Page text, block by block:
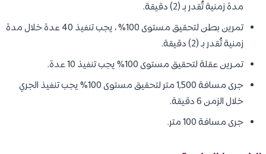
مدة زمنية تُقدر بـ (2) دقيقة.
تمرين بطن لتحقيق مستوى 100% ، يجب تنفيذ 40 عدة خلال مدة
زمنية تُقدر بـ (2) دقيقة.
تمـرين عقلة لتحقيق مستوى 100% يجب تنفيذ 10 عدة.
جرى مسافة 1,500 متر لتحقيق مستوى 100% يجب تنفيذ الجري
خلال الزمن 6 دقيقة.
جرى مسافة 100 متر.